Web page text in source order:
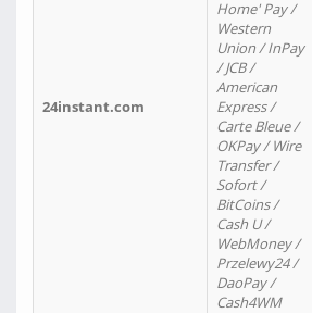
24instant.com
Home' Pay /
Western
Union / InPay
/ JCB /
American
Express /
Carte Bleue /
OKPay / Wire
Transfer /
Sofort /
BitCoins /
Cash U /
WebMoney /
Przelewy24 /
DaoPay /
Cash4WM